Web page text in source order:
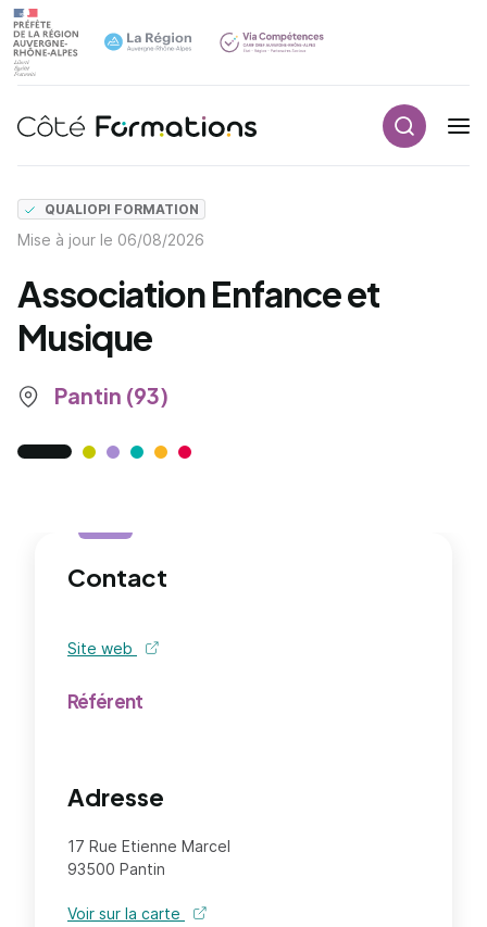
Navigation principale
QUALIOPI FORMATION
Mise à jour le 06/08/2026
Association Enfance et
Musique
Pantin (93)
Contact
Site web de l'organisme - nouvel onglet
Référent
Adresse
17 Rue Etienne Marcel
93500 Pantin
Voir sur la carte